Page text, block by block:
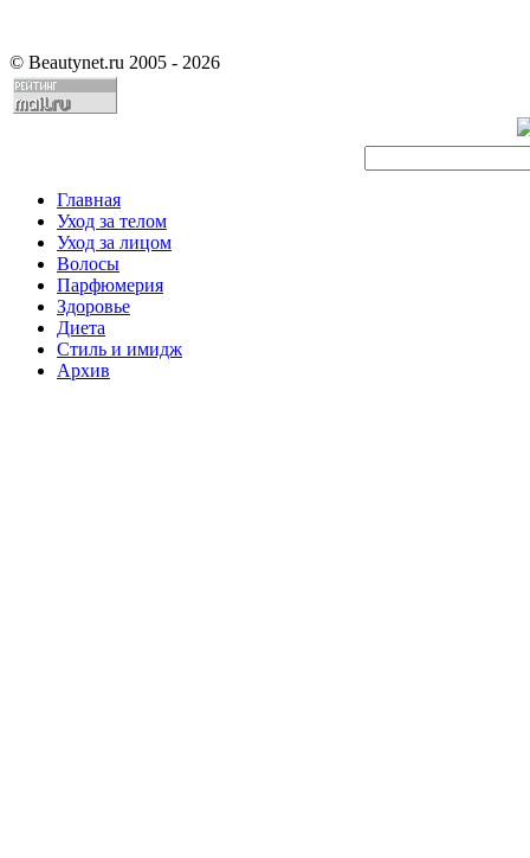
© Beautynet.ru 2005 - 2026
Главная
Уход за телом
Уход за лицом
Волосы
Парфюмерия
Здоровье
Диета
Стиль и имидж
Архив